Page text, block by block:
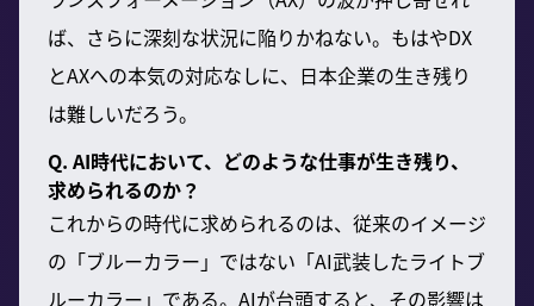
ば、さらに深刻な状況に陥りかねない。もはやDX
とAXへの本気の対応なしに、日本企業の生き残り
は難しいだろう。
Q. AI時代において、どのような仕事が生き残り、
求められるのか？
これからの時代に求められるのは、従来のイメージ
の「ブルーカラー」ではない「AI武装したライトブ
ルーカラー」である。AIが台頭すると、その影響は